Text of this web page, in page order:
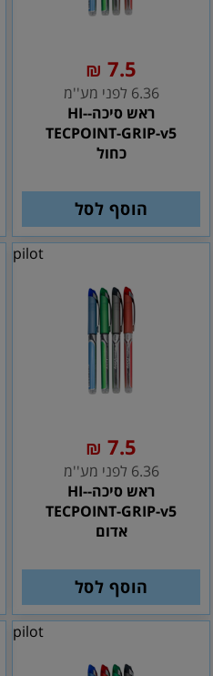
7.5
₪
6.36 לפני מע''מ
ראש סיכה-HI-
TECPOINT-GRIP-v5
כחול
הוסף לסל
pilot
7.5
₪
6.36 לפני מע''מ
ראש סיכה-HI-
TECPOINT-GRIP-v5
אדום
הוסף לסל
pilot